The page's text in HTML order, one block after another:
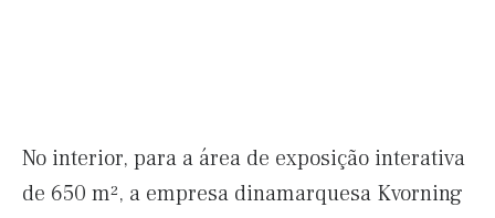
No interior, para a área de exposição interativa
de 650 m², a empresa dinamarquesa Kvorning